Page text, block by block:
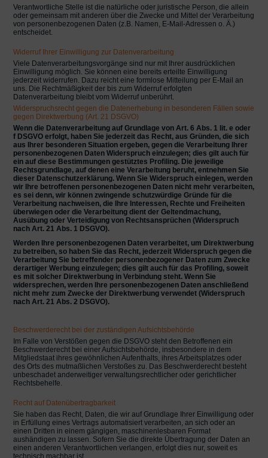
Verantwortliche Stelle ist die natürliche oder juristische Person, die allein
oder gemeinsam mit anderen über die Zwecke und Mittel der Verarbeitung
von personenbezogenen Daten (z.B. Namen, E-Mail-Adressen o. Ä.)
entscheidet.
Widerruf Ihrer Einwilligung zur Datenverarbeitung
Viele Datenverarbeitungsvorgänge sind nur mit Ihrer ausdrücklichen
Einwilligung möglich. Sie können eine bereits erteilte Einwilligung
jederzeit widerrufen. Dazu reicht eine formlose Mitteilung per E-Mail an
uns. Die Rechtmäßigkeit der bis zum Widerruf erfolgten
Datenverarbeitung bleibt vom Widerruf unberührt.
Widerspruchsrecht gegen die Datenerhebung in besonderen Fällen sowie
gegen Direktwerbung (Art. 21 DSGVO)
Wenn die Datenverarbeitung auf Grundlage von Art. 6 Abs. 1 lit. e oder
f DSGVO erfolgt, haben Sie jederzeit das Recht, aus Gründen, die sich
aus Ihrer besonderen Situation ergeben, gegen die Verarbeitung Ihrer
personenbezogenen Daten Widerspruch einzulegen; dies gilt auch für
ein auf diese Bestimmungen gestütztes Profiling. Die jeweilige
Rechtsgrundlage, auf denen eine Verarbeitung beruht, entnehmen Sie
dieser Datenschutzerklärung. Wenn Sie Widerspruch einlegen, werden
wir Ihre betroffenen personenbezogenen Daten nicht mehr verarbeiten,
es sei denn, wir können zwingende schutzwürdige Gründe für die
Verarbeitung nachweisen, die Ihre Interessen, Rechte und Freiheiten
überwiegen oder die Verarbeitung dient der Geltendmachung,
Ausübung oder Verteidigung von Rechtsansprüchen (Widerspruch
nach Art. 21 Abs. 1 DSGVO).
Werden Ihre personenbezogenen Daten verarbeitet, um Direktwerbung
zu betreiben, so haben Sie das Recht, jederzeit Widerspruch gegen die
Verarbeitung Sie betreffender personenbezogener Daten zum Zwecke
derartiger Werbung einzulegen; dies gilt auch für das Profiling, soweit
es mit solcher Direktwerbung in Verbindung steht. Wenn Sie
widersprechen, werden Ihre personenbezogenen Daten anschließend
nicht mehr zum Zwecke der Direktwerbung verwendet (Widerspruch
nach Art. 21 Abs. 2 DSGVO).
Beschwerderecht bei der zuständigen Aufsichtsbehörde
Im Falle von Verstößen gegen die DSGVO steht den Betroffenen ein
Beschwerderecht bei einer Aufsichtsbehörde, insbesondere in dem
Mitgliedstaat ihres gewöhnlichen Aufenthalts, ihres Arbeitsplatzes oder
des Orts des mutmaßlichen Verstoßes zu. Das Beschwerderecht besteht
unbeschadet anderweitiger verwaltungsrechtlicher oder gerichtlicher
Rechtsbehelfe.
Recht auf Datenübertragbarkeit
Sie haben das Recht, Daten, die wir auf Grundlage Ihrer Einwilligung oder
in Erfüllung eines Vertrags automatisiert verarbeiten, an sich oder an
einen Dritten in einem gängigen, maschinenlesbaren Format
aushändigen zu lassen. Sofern Sie die direkte Übertragung der Daten an
einen anderen Verantwortlichen verlangen, erfolgt dies nur, soweit es
technisch machbar ist.